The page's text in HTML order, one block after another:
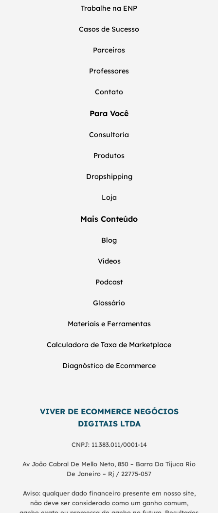
Trabalhe na ENP
Casos de Sucesso
Parceiros
Professores
Contato
Para Você
Consultoria
Produtos
Dropshipping
Loja
Mais Conteúdo
Blog
Vídeos
Podcast
Glossário
Materiais e Ferramentas
Calculadora de Taxa de Marketplace
Diagnóstico de Ecommerce
VIVER DE ECOMMERCE NEGÓCIOS
DIGITAIS LTDA
CNPJ: 11.383.011/0001-14
Av João Cabral De Mello Neto, 850 – Barra Da Tijuca Rio
De Janeiro – Rj / 22775-057
Aviso: qualquer dado financeiro presente em nosso site,
não deve ser considerado como um ganho comum,